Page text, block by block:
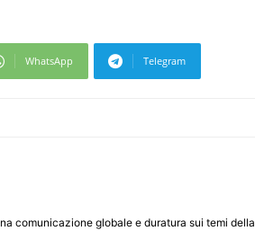
WhatsApp Telegram
comunicazione globale e duratura sui temi della